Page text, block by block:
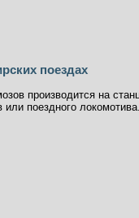
поездах
производится на
или поездного локомотива.